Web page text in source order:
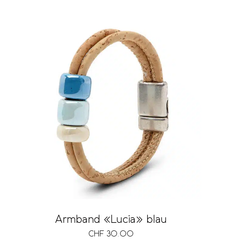
Armband «Lucia» blau
CHF 30.00